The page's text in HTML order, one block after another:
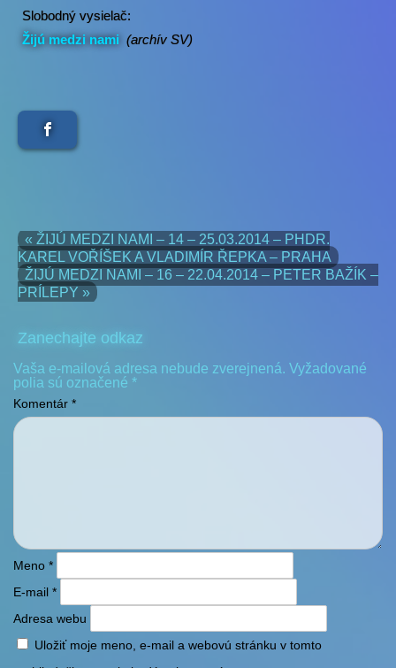
Slobodný vysielač:
Žijú medzi nami (archív SV)
« ŽIJÚ MEDZI NAMI – 14 – 25.03.2014 – PHDR.
KAREL VOŘÍŠEK A VLADIMÍR ŘEPKA – PRAHA
ŽIJÚ MEDZI NAMI – 16 – 22.04.2014 – PETER BAŽÍK –
PRÍLEPY »
Zanechajte odkaz
Vaša e-mailová adresa nebude zverejnená. Vyžadované
polia sú označené *
Komentár *
Meno *
E-mail *
Adresa webu
Uložiť moje meno, e-mail a webovú stránku v tomto